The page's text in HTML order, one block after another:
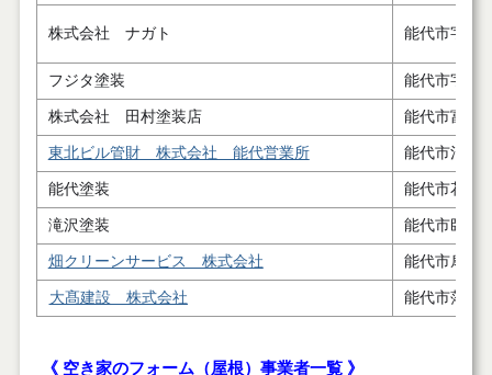
株式会社 ナガト 能代市字下
フジタ塗装 能代市字悪
株式会社 田村塗装店 能代市富町
東北ビル管財 株式会社 能代営業所 能代市河戸
能代塗装 能代市花園
滝沢塗装 能代市臥竜
畑クリーンサービス 株式会社 能代市扇田
大髙建設 株式会社 能代市落合
《 空き家のフォーム（屋根）事業者一覧 》